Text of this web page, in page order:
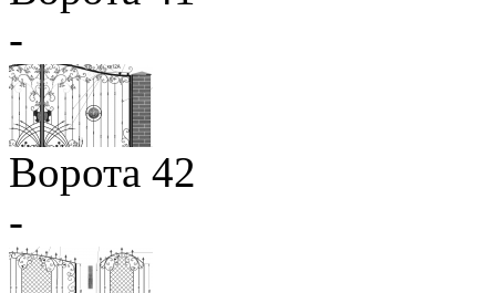
-
Ворота 42
-